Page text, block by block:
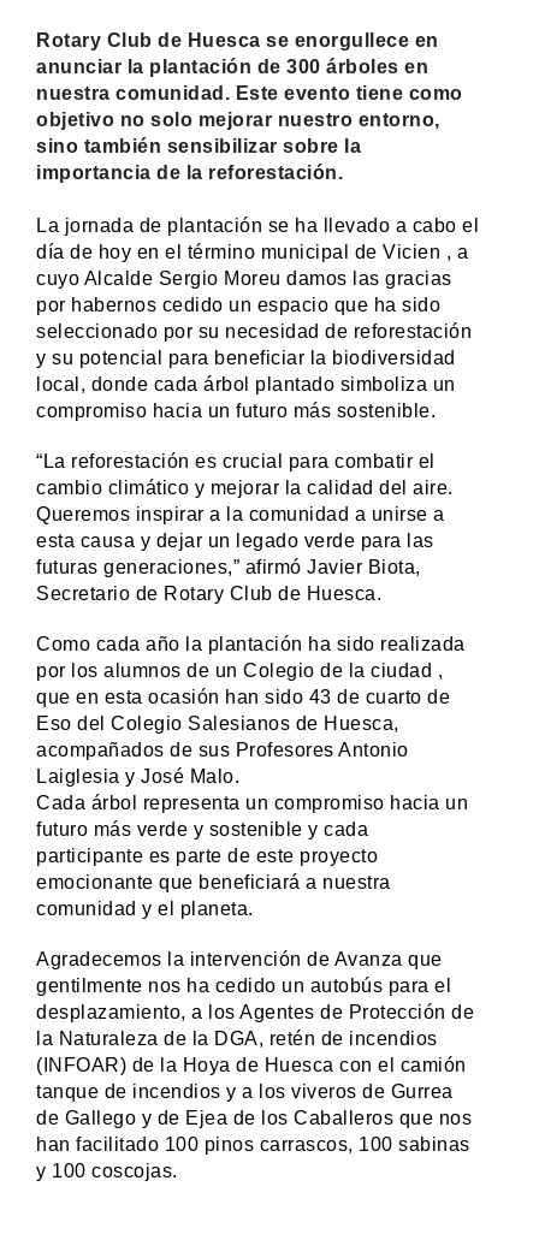
Rotary Club de Huesca se enorgullece en
anunciar la plantación de 300 árboles en
nuestra comunidad. Este evento tiene como
objetivo no solo mejorar nuestro entorno,
sino también sensibilizar sobre la
importancia de la reforestación.
La jornada de plantación se ha llevado a cabo el
día de hoy en el término municipal de Vicien , a
cuyo Alcalde Sergio Moreu damos las gracias
por habernos cedido un espacio que ha sido
seleccionado por su necesidad de reforestación
y su potencial para beneficiar la biodiversidad
local, donde cada árbol plantado simboliza un
compromiso hacia un futuro más sostenible.
“La reforestación es crucial para combatir el
cambio climático y mejorar la calidad del aire.
Queremos inspirar a la comunidad a unirse a
esta causa y dejar un legado verde para las
futuras generaciones,” afirmó Javier Biota,
Secretario de Rotary Club de Huesca.
Como cada año la plantación ha sido realizada
por los alumnos de un Colegio de la ciudad ,
que en esta ocasión han sido 43 de cuarto de
Eso del Colegio Salesianos de Huesca,
acompañados de sus Profesores Antonio
Laiglesia y José Malo.
Cada árbol representa un compromiso hacia un
futuro más verde y sostenible y cada
participante es parte de este proyecto
emocionante que beneficiará a nuestra
comunidad y el planeta.
Agradecemos la intervención de Avanza que
gentilmente nos ha cedido un autobús para el
desplazamiento, a los Agentes de Protección de
la Naturaleza de la DGA, retén de incendios
(INFOAR) de la Hoya de Huesca con el camión
tanque de incendios y a los viveros de Gurrea
de Gallego y de Ejea de los Caballeros que nos
han facilitado 100 pinos carrascos, 100 sabinas
y 100 coscojas.